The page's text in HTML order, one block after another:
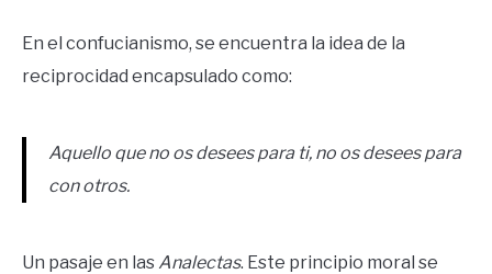
En el confucianismo, se encuentra la idea de la
reciprocidad encapsulado como:
Aquello que no os desees para ti, no os desees para
con otros.
Un pasaje en las Analectas. Este principio moral se